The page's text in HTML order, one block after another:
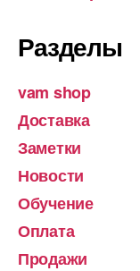
Разделы
vam shop
Доставка
Заметки
Новости
Обучение
Оплата
Продажи